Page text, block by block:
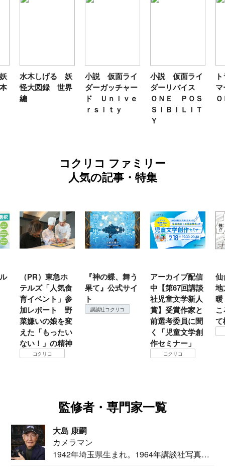
水木しげる 妖
怪大図録 世界
編
小説 仮面ライ
ダーガッチャー
ド Ｕｎｉｖｅ
ｒｓｉｔｙ
小説 仮面ライ
ダーリバイス
ＯＮＥ ＰＯＳ
ＳＩＢＩＬＩＴ
Ｙ
コクリコ ファミリー
人気の記事・特集
（PR）東急ホ
テルズ「人気食
育イベント」参
加レポート 野
菜嫌いの娘を変
えた「もったい
ない！」の精神
コクリコ
『神の蝶、舞う
果て』公式サイ
ト
講談社コクリコ
アーカイブ配信
中【第67回講談
社児童文学新人
賞】受賞作家と
前選考委員に聞
く「児童文学創
作セミナー」
コクリコ
仙
地
て
監修者・専門家一覧
大島 康嗣
カメラマン
1942年埼玉県生まれ。1964年講談社写真部